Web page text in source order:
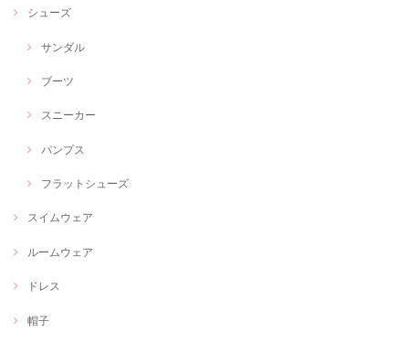
シューズ
サンダル
ブーツ
スニーカー
パンプス
フラットシューズ
スイムウェア
ルームウェア
ドレス
帽子